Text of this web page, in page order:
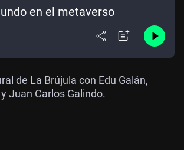
en el metaverso
de La Brújula con Edu Galán,
Juan Carlos Galindo.